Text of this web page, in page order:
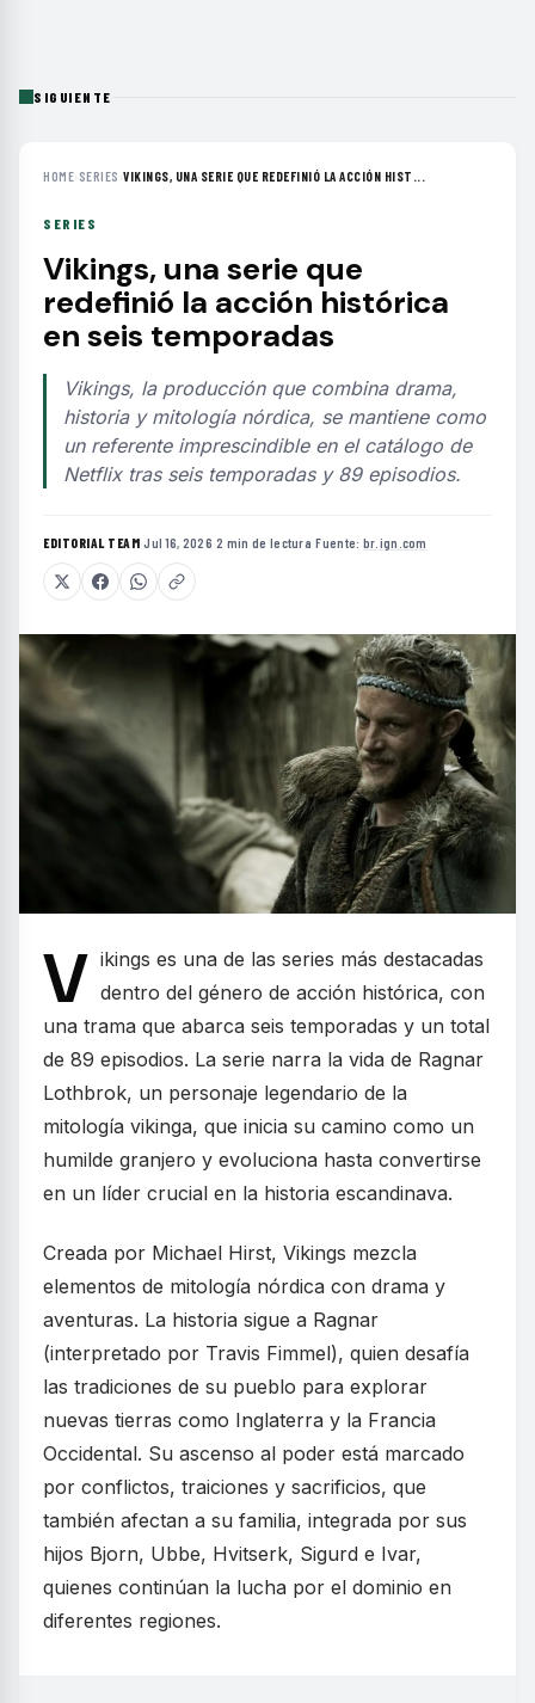
SIGUIENTE
HOME› SERIES ›VIKINGS, UNA SERIE QUE REDEFINIÓ LA ACCIÓN HIST...
SERIES
Vikings, una serie que
redefinió la acción histórica
en seis temporadas
Vikings, la producción que combina drama,
historia y mitología nórdica, se mantiene como
un referente imprescindible en el catálogo de
Netflix tras seis temporadas y 89 episodios.
EDITORIAL TEAM·Jul 16, 2026·2 min de lectura·Fuente: br.ign.com
V ikings es una de las series más destacadas
dentro del género de acción histórica, con
una trama que abarca seis temporadas y un total
de 89 episodios. La serie narra la vida de Ragnar
Lothbrok, un personaje legendario de la
mitología vikinga, que inicia su camino como un
humilde granjero y evoluciona hasta convertirse
en un líder crucial en la historia escandinava.
Creada por Michael Hirst, Vikings mezcla
elementos de mitología nórdica con drama y
aventuras. La historia sigue a Ragnar
(interpretado por Travis Fimmel), quien desafía
las tradiciones de su pueblo para explorar
nuevas tierras como Inglaterra y la Francia
Occidental. Su ascenso al poder está marcado
por conflictos, traiciones y sacrificios, que
también afectan a su familia, integrada por sus
hijos Bjorn, Ubbe, Hvitserk, Sigurd e Ivar,
quienes continúan la lucha por el dominio en
diferentes regiones.